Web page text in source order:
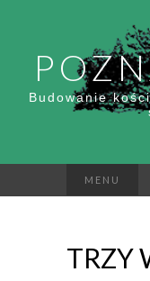
Budowanie
MENU
TRZY